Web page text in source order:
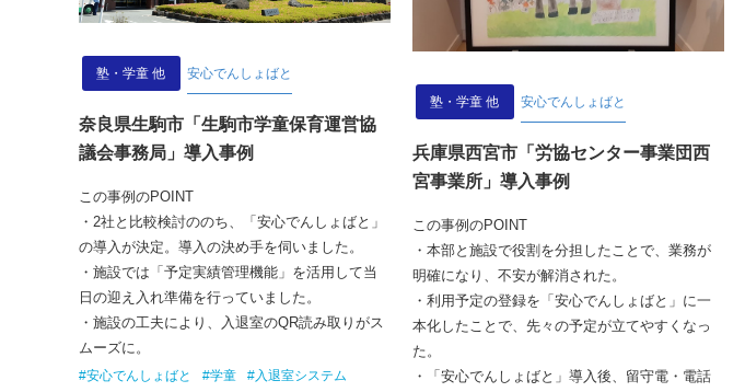
塾・学童 他 安心でんしょばと
奈良県生駒市「生駒市学童保育運営協
議会事務局」導入事例
この事例のPOINT
・2社と比較検討ののち、「安心でんしょばと」
の導入が決定。導入の決め手を伺いました。
・施設では「予定実績管理機能」を活用して当
日の迎え入れ準備を行っていました。
・施設の工夫により、入退室のQR読み取りがス
ムーズに。
#安心でんしょばと #学童
#入退室システム
塾・学童 他 安心でんしょばと
兵庫県西宮市「労協センター事業団西
宮事業所」導入事例
この事例のPOINT
・本部と施設で役割を分担したことで、業務が
明確になり、不安が解消された。
・利用予定の登録を「安心でんしょばと」に一
本化したことで、先々の予定が立てやすくなっ
た。
・「安心でんしょばと」導入後、留守電・電話